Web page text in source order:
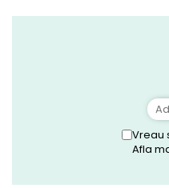
Vreau
Afla